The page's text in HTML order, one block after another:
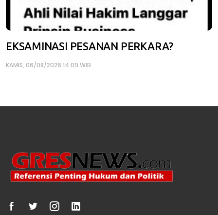
EKSAMINASI PESANAN PERKARA?
KAMIS, 06/08/2026 14:09 WIB